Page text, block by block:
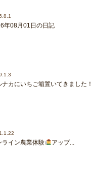
年08月01日の日記
ナカにいちご箱置いてきました！
ライン農業体験 アップ...